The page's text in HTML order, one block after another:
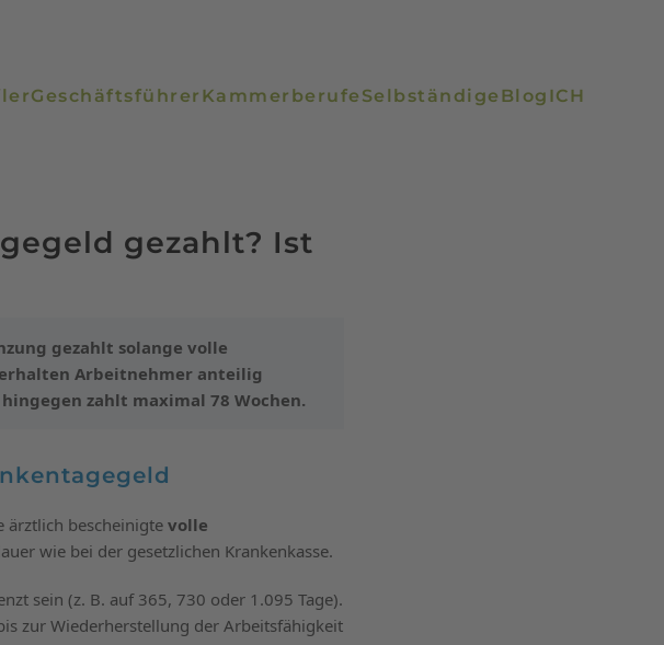
Geschäftsführer Kammerberufe Selbständige Blog ICH
gezahlt? Ist
gezahlt solange volle
Arbeitnehmer anteilig
zahlt maximal 78 Wochen.
ärztlich bescheinigte volle
wie bei der gesetzlichen Krankenkasse.
sein (z. B. auf 365, 730 oder 1.095 Tage).
zur Wiederherstellung der Arbeitsfähigkeit